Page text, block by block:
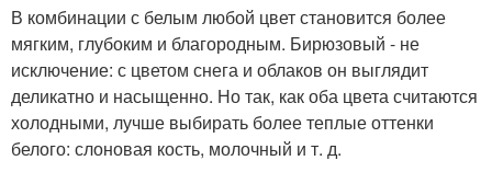
В комбинации с белым любой цвет становится более
мягким, глубоким и благородным. Бирюзовый - не
исключение: с цветом снега и облаков он выглядит
деликатно и насыщенно. Но так, как оба цвета считаются
холодными, лучше выбирать более теплые оттенки
белого: слоновая кость, молочный и т. д.